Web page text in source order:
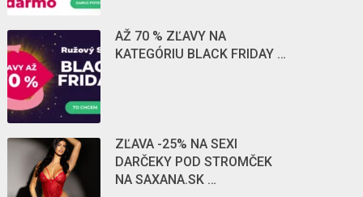
AŽ 70 % ZĽAVY NA
KATEGÓRIU BLACK FRIDAY …
ZĽAVA -25% NA SEXI
DARČEKY POD STROMČEK
NA SAXANA.SK …